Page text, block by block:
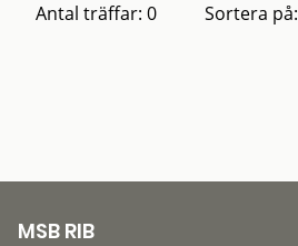
Antal träffar: 0 Sortera på:
MSB RIB